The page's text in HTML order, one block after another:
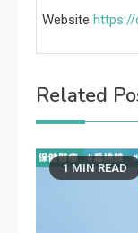
Website https://
Related
1 MIN READ